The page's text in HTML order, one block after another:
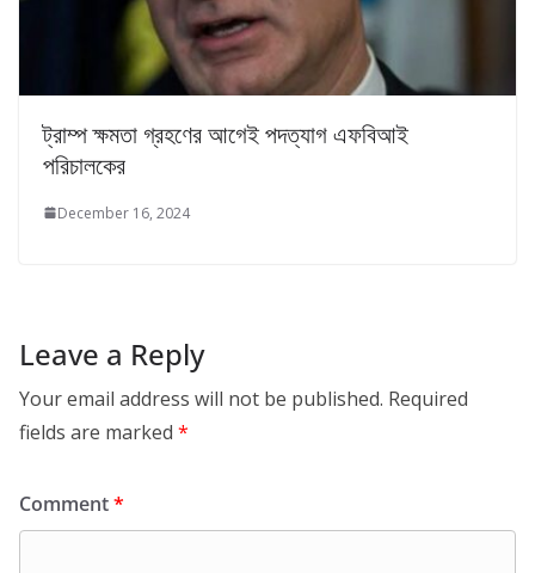
ট্রাম্প ক্ষমতা গ্রহণের আগেই পদত্যাগ এফবিআই
পরিচালকের
December 16, 2024
Leave a Reply
Your email address will not be published. Required
fields are marked *
Comment*